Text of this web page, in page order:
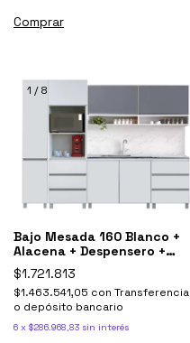
1 /8
Bajo Mesada 160 Blanco +
Alacena + Despensero +
Portahorno
$1.721.813
$1.463.541,05 con Transferencia
o depósito bancario
6 x $286.968,83 sin interés